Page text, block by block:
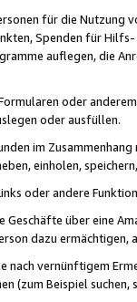
für die Nutzung
Spenden für
auflegen, die
oder
oder ausfüllen.
im
einholen,
oder andere
Geschäfte über eine
dazu
nach vernünftigem
(zum Beispiel